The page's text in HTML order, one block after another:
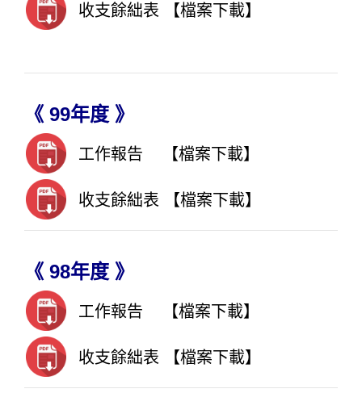
收支餘絀表 【檔案下載】
《 99年度 》
工作報告 【檔案下載】
收支餘絀表 【檔案下載】
《 98年度 》
工作報告 【檔案下載】
收支餘絀表 【檔案下載】